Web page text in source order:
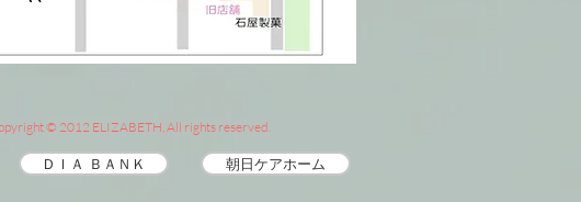
© 2012 ELIZABETH, All rights reserved.
ＤＩＡ ＢＡＮＫ 朝日ケアホーム